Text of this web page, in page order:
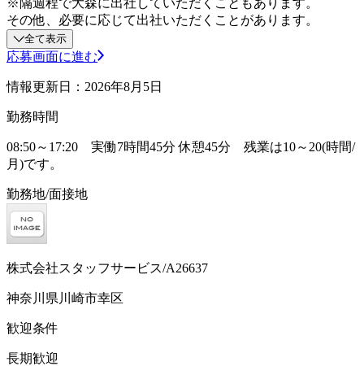
その他、必要に応じて出社いただくことがあります。
全て表示
応募画面に進む
情報更新日：2026年8月5日
勤務時間
08:50～17:20 実働7時間45分 休憩45分 残業は10～20(時間/
月)です。
勤務地/面接地
株式会社スタッフサービス/A26637
神奈川県川崎市幸区
歓迎条件
長期歓迎